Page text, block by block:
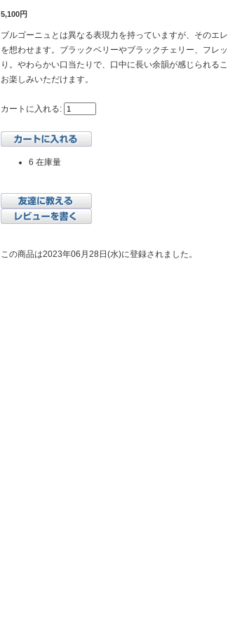
5,100円
ブルゴーニュとは異なる表現力を持っていますが、そのエ
を想わせます。ブラックベリーやブラックチェリー、フレ
り。やわらかい口当たりで、口中に長い余韻が感じられる
お楽しみいただけます。
カートに入れる:
6 在庫量
この商品は2023年06月28日(水)に登録されました。